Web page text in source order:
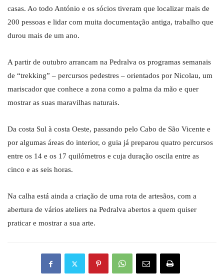
casas. Ao todo António e os sócios tiveram que localizar mais de
200 pessoas e lidar com muita documentação antiga, trabalho que
durou mais de um ano.
A partir de outubro arrancam na Pedralva os programas semanais
de “trekking” – percursos pedestres – orientados por Nicolau, um
mariscador que conhece a zona como a palma da mão e quer
mostrar as suas maravilhas naturais.
Da costa Sul à costa Oeste, passando pelo Cabo de São Vicente e
por algumas áreas do interior, o guia já preparou quatro percursos
entre os 14 e os 17 quilómetros e cuja duração oscila entre as
cinco e as seis horas.
Na calha está ainda a criação de uma rota de artesãos, com a
abertura de vários ateliers na Pedralva abertos a quem quiser
praticar e mostrar a sua arte.